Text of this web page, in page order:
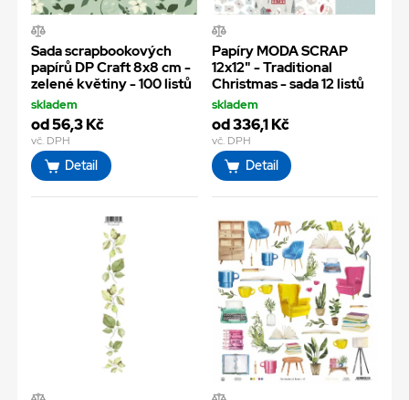
Sada scrapbookových
papírů DP Craft 8x8 cm -
zelené květiny - 100 listů
skladem
od 56,3 Kč
vč. DPH
Detail
Papíry MODA SCRAP
12x12" - Traditional
Christmas - sada 12 listů
skladem
od 336,1 Kč
vč. DPH
Detail